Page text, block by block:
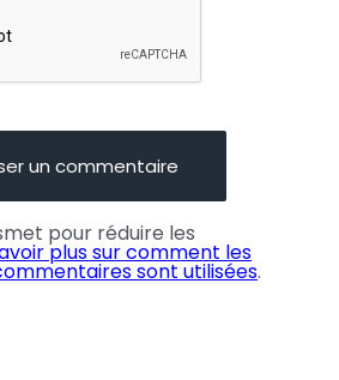
pour réduire les
plus sur comment les
sont utilisées.